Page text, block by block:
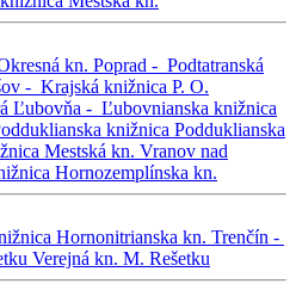
kn. Poprad - Podtatranská
- Krajská knižnica P. O.
Ľubovňa - Ľubovnianska knižnica
knižnica Podduklianska
Mestská kn. Vranov nad
Hornozemplínska kn.
Hornonitrianska kn. Trenčín -
Verejná kn. M. Rešetku